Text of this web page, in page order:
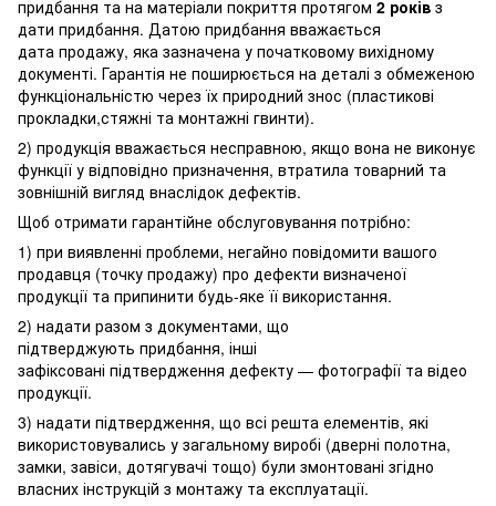
придбання та на матеріали покриття протягом 2 років з
дати придбання. Датою придбання вважається
дата продажу, яка зазначена у початковому вихідному
документі. Гарантія не поширюється на деталі з обмеженою
функціональністю через їх природний знос (пластикові
прокладки,стяжні та монтажні гвинти).
2) продукція вважається несправною, якщо вона не виконує
функції у відповідно призначення, втратила товарний та
зовнішній вигляд внаслідок дефектів.
Щоб отримати гарантійне обслуговування потрібно:
1) при виявленні проблеми, негайно повідомити вашого
продавця (точку продажу) про дефекти визначеної
продукції та припинити будь-яке її використання.
2) надати разом з документами, що
підтверджують придбання, інші
зафіксовані підтвердження дефекту — фотографії та відео
продукції.
3) надати підтвердження, що всі решта елементів, які
використовувались у загальному виробі (дверні полотна,
замки, завіси, дотягувачі тощо) були змонтовані згідно
власних інструкцій з монтажу та експлуатації.